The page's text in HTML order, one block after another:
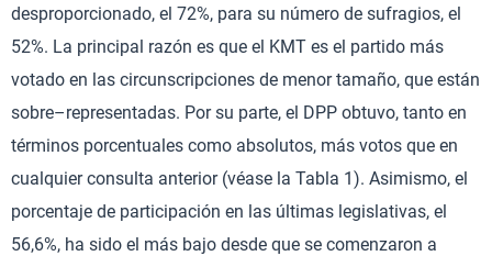
desproporcionado, el 72%, para su número de sufragios, el
52%. La principal razón es que el KMT es el partido más
votado en las circunscripciones de menor tamaño, que están
sobre–representadas. Por su parte, el DPP obtuvo, tanto en
términos porcentuales como absolutos, más votos que en
cualquier consulta anterior (véase la Tabla 1). Asimismo, el
porcentaje de participación en las últimas legislativas, el
56,6%, ha sido el más bajo desde que se comenzaron a